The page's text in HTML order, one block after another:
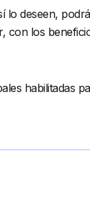
lo deseen,
con los
habilitadas